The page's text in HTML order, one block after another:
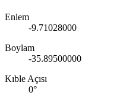
Enlem
-9.71028000
Boylam
-35.89500000
Kıble Açısı
0°